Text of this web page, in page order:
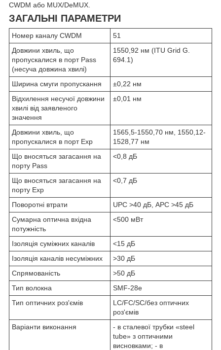
CWDM або MUX/DeMUX.
ЗАГАЛЬНІ ПАРАМЕТРИ
Номер каналу CWDM
51
Довжини хвиль, що
пропускалися в порт Pass
(несуча довжина хвилі)
1550,92 нм (ITU Grid G.
694.1)
Ширина смуги пропускання
±0,22 нм
Відхилення несучої довжини
хвилі від заявленого
значення
±0,01 нм
Довжини хвиль, що
пропускалися в порт Exp
1565,5-1550,70 нм, 1550,12-
1528,77 нм
Що вносяться загасання на
порту Pass
<0,8 дБ
Що вносяться загасання на
порту Exp
<0,7 дБ
Поворотні втрати
UPC >40 дБ, APC >45 дБ
Сумарна оптична вхідна
потужність
<500 мВт
Ізоляція суміжних каналів
<15 дБ
Ізоляція каналів несуміжних
>30 дБ
Спрямованість
>50 дБ
Тип волокна
SMF-28e
Тип оптичних роз'ємів
LC/FC/SC/без оптичних
роз'ємів
Варіанти виконання
- в сталевої трубки «steel
tube» з оптичними
висновками; - в